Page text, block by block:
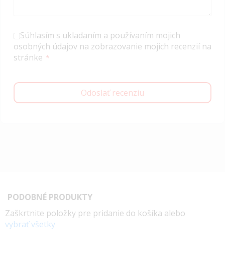
Súhlasím s ukladaním a používaním mojich
osobných údajov na zobrazovanie mojich recenzií na
stránke
Odoslať recenziu
PODOBNÉ PRODUKTY
Zaškrtnite položky pre pridanie do košíka alebo
vybrať všetky